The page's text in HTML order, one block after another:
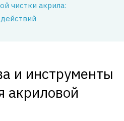
чистки акрила:
и инструменты
акриловой